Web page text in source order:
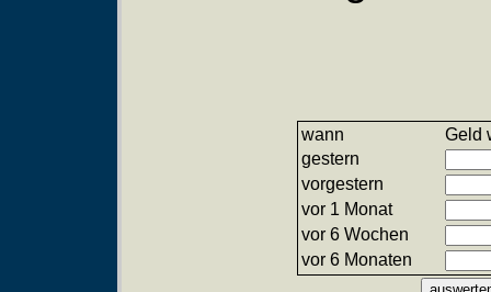
wann
Geld
gestern
vorgestern
vor 1 Monat
vor 6 Wochen
vor 6 Monaten